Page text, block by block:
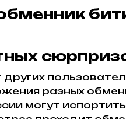
разных
могут